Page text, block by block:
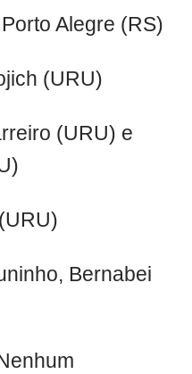
Alegre (RS)
(URU)
(URU) e
Bernabei